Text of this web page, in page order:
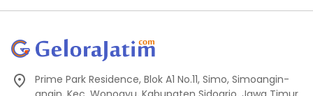
Prime Park Residence, Blok A1 No.11, Simo, Simoangin-